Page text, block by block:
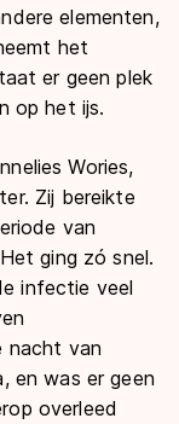
elementen,
het
er geen plek
op het ijs.
Wories,
Zij bereikte
van
ging zó snel.
infectie veel
nacht van
en was er geen
overleed